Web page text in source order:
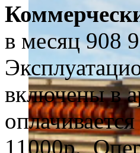
в месяц 908
включены в
11000р.,